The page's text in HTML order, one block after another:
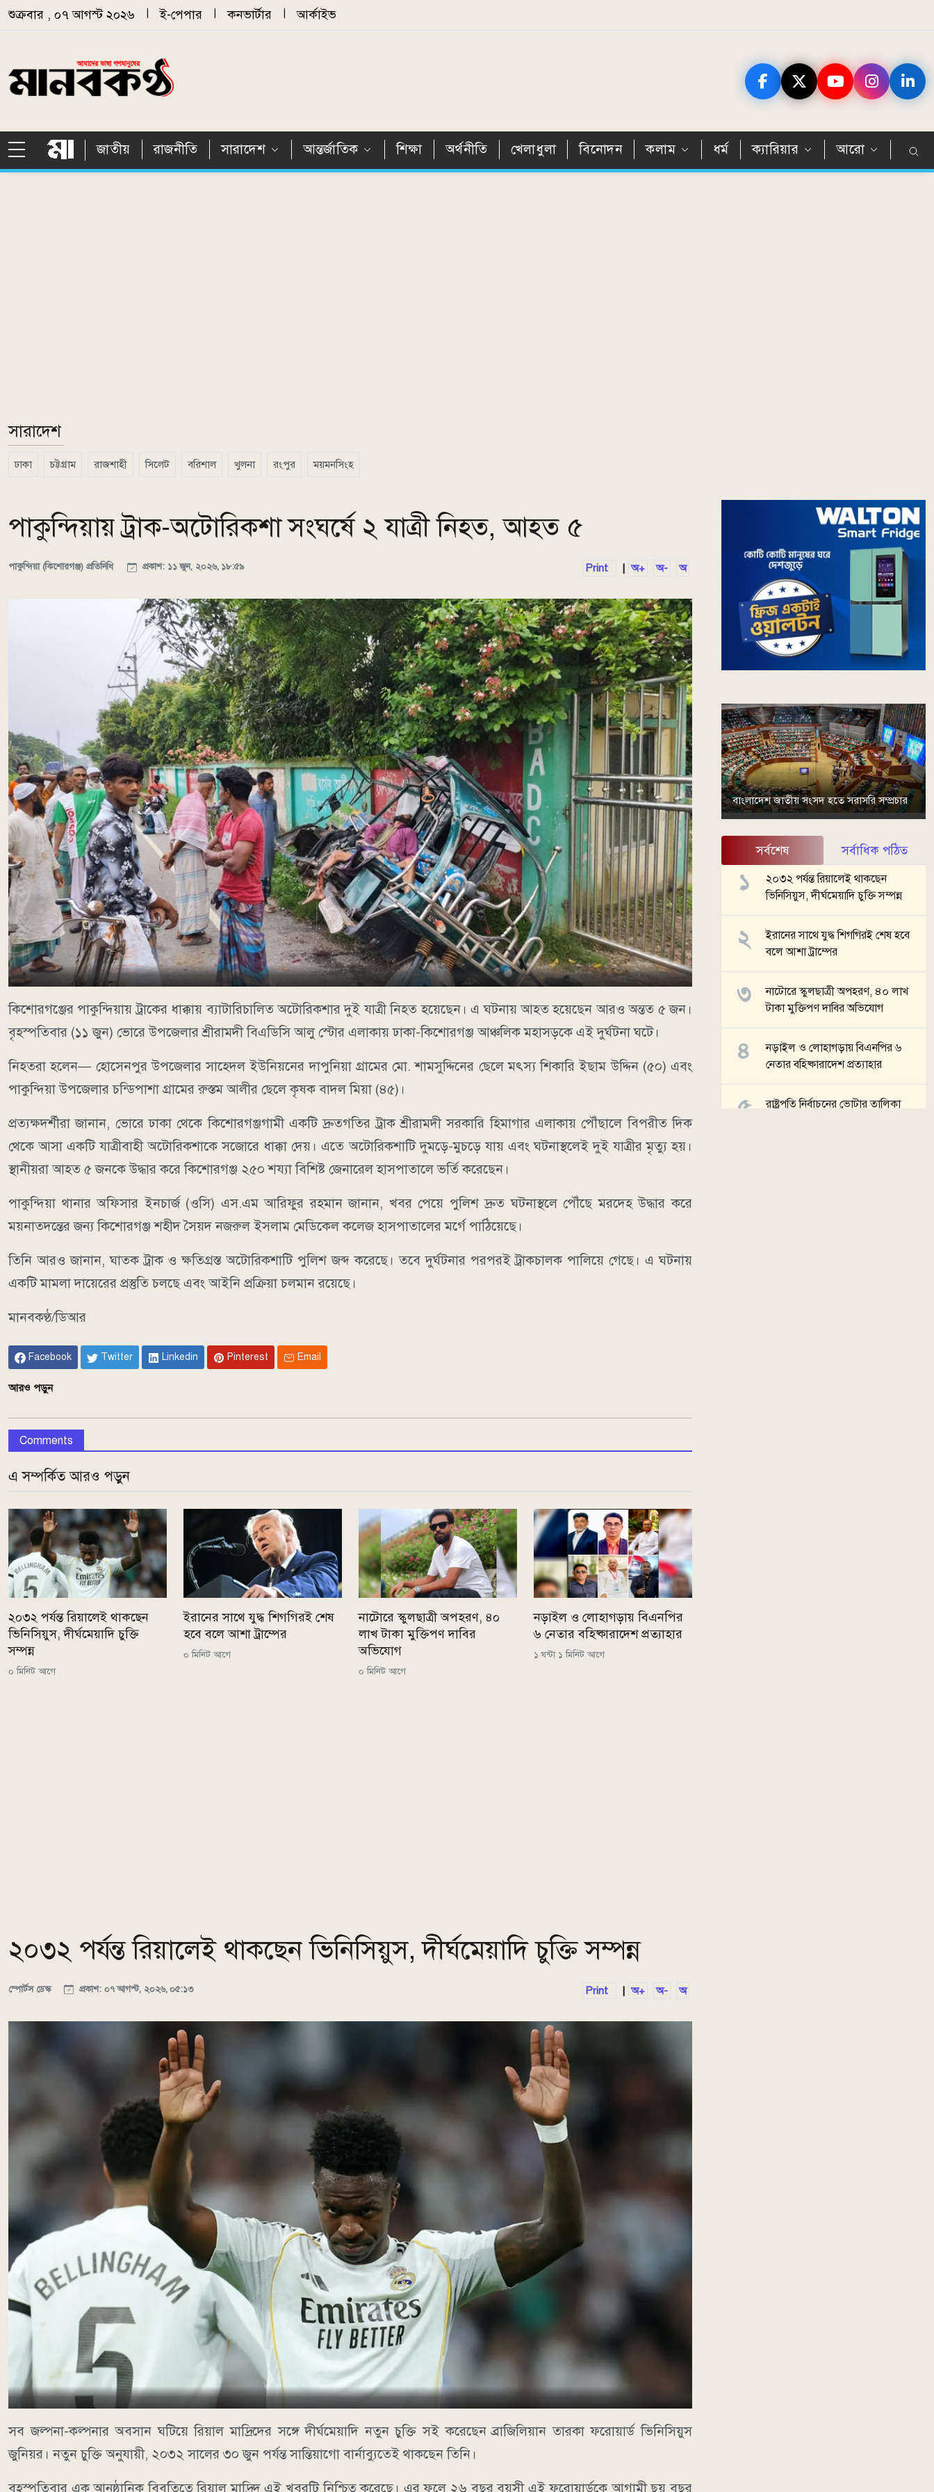
Skip to main content
শুক্রবার , ০৭ আগস্ট ২০২৬ ই-পেপার কনভার্টার আর্কাইভ
জাতীয় রাজনীতি সারাদেশ আন্তর্জাতিক শিক্ষা অর্থনীতি খেলাধুলা বিনোদন কলাম ধর্ম ক্যারিয়ার আরো
সারাদেশ
ঢাকা চট্টগ্রাম রাজশাহী সিলেট বরিশাল খুলনা রংপুর ময়মনসিংহ
পাকুন্দিয়ায় ট্রাক-অটোরিকশা সংঘর্ষে ২ যাত্রী নিহত, আহত ৫
পাকুন্দিয়া (কিশোরগঞ্জ) প্রতিনিধি প্রকাশ: ১১ জুন, ২০২৬, ১৮:৫৯ Print অ+ অ- অ
কিশোরগঞ্জের পাকুন্দিয়ায় ট্রাকের ধাক্কায় ব্যাটারিচালিত অটোরিকশার দুই যাত্রী নিহত হয়েছেন। এ ঘটনায় আহত হয়েছেন আরও অন্তত ৫ জন।
বৃহস্পতিবার (১১ জুন) ভোরে উপজেলার শ্রীরামদী বিএডিসি আলু স্টোর এলাকায় ঢাকা-কিশোরগঞ্জ আঞ্চলিক মহাসড়কে এই দুর্ঘটনা ঘটে।
নিহতরা হলেন— হোসেনপুর উপজেলার সাহেদল ইউনিয়নের দাপুনিয়া গ্রামের মো. শামসুদ্দিনের ছেলে মৎস্য শিকারি ইছাম উদ্দিন (৫০) এবং
পাকুন্দিয়া উপজেলার চন্ডিপাশা গ্রামের রুস্তম আলীর ছেলে কৃষক বাদল মিয়া (৪৫)।
প্রত্যক্ষদর্শীরা জানান, ভোরে ঢাকা থেকে কিশোরগঞ্জগামী একটি দ্রুতগতির ট্রাক শ্রীরামদী সরকারি হিমাগার এলাকায় পৌঁছালে বিপরীত দিক
থেকে আসা একটি যাত্রীবাহী অটোরিকশাকে সজোরে ধাক্কা দেয়। এতে অটোরিকশাটি দুমড়ে-মুচড়ে যায় এবং ঘটনাস্থলেই দুই যাত্রীর মৃত্যু হয়।
স্থানীয়রা আহত ৫ জনকে উদ্ধার করে কিশোরগঞ্জ ২৫০ শয্যা বিশিষ্ট জেনারেল হাসপাতালে ভর্তি করেছেন।
পাকুন্দিয়া থানার অফিসার ইনচার্জ (ওসি) এস.এম আরিফুর রহমান জানান, খবর পেয়ে পুলিশ দ্রুত ঘটনাস্থলে পৌঁছে মরদেহ উদ্ধার করে
ময়নাতদন্তের জন্য কিশোরগঞ্জ শহীদ সৈয়দ নজরুল ইসলাম মেডিকেল কলেজ হাসপাতালের মর্গে পাঠিয়েছে।
তিনি আরও জানান, ঘাতক ট্রাক ও ক্ষতিগ্রস্ত অটোরিকশাটি পুলিশ জব্দ করেছে। তবে দুর্ঘটনার পরপরই ট্রাকচালক পালিয়ে গেছে। এ ঘটনায়
একটি মামলা দায়েরের প্রস্তুতি চলছে এবং আইনি প্রক্রিয়া চলমান রয়েছে।
মানবকণ্ঠ/ডিআর
Facebook Twitter Linkedin Pinterest Email
আরও পড়ুন
Comments
এ সম্পর্কিত আরও পড়ুন
২০৩২ পর্যন্ত রিয়ালেই থাকছেন
ভিনিসিয়ুস, দীর্ঘমেয়াদি চুক্তি
সম্পন্ন
০ মিনিট আগে
ইরানের সাথে যুদ্ধ শিগগিরই শেষ
হবে বলে আশা ট্রাম্পের
০ মিনিট আগে
নাটোরে স্কুলছাত্রী অপহরণ, ৪০
লাখ টাকা মুক্তিপণ দাবির
অভিযোগ
০ মিনিট আগে
নড়াইল ও লোহাগড়ায় বিএনপির
৬ নেতার বহিষ্কারাদেশ প্রত্যাহার
১ ঘন্টা ১ মিনিট আগে
২০৩২ পর্যন্ত রিয়ালেই থাকছেন ভিনিসিয়ুস, দীর্ঘমেয়াদি চুক্তি সম্পন্ন
স্পোর্টস ডেস্ক প্রকাশ: ০৭ আগস্ট, ২০২৬, ০৫:১৩ Print | অ+ অ- অ
সব জল্পনা-কল্পনার অবসান ঘটিয়ে রিয়াল মাদ্রিদের সঙ্গে দীর্ঘমেয়াদি নতুন চুক্তি সই করেছেন ব্রাজিলিয়ান তারকা ফরোয়ার্ড ভিনিসিয়ুস
জুনিয়র। নতুন চুক্তি অনুযায়ী, ২০৩২ সালের ৩০ জুন পর্যন্ত সান্তিয়াগো বার্নাব্যুতেই থাকছেন তিনি।
বৃহস্পতিবার এক আনুষ্ঠানিক বিবৃতিতে রিয়াল মাদ্রিদ এই খবরটি নিশ্চিত করেছে। এর ফলে ২৬ বছর বয়সী এই ফরোয়ার্ডকে আগামী ছয় বছর
বাংলাদেশ জাতীয় সংসদ হতে সরাসরি সম্প্রচার
সর্বশেষ সর্বাধিক পঠিত
২০৩২ পর্যন্ত রিয়ালেই থাকছেন
ভিনিসিয়ুস, দীর্ঘমেয়াদি চুক্তি সম্পন্ন
ইরানের সাথে যুদ্ধ শিগগিরই শেষ হবে
বলে আশা ট্রাম্পের
নাটোরে স্কুলছাত্রী অপহরণ, ৪০ লাখ
টাকা মুক্তিপণ দাবির অভিযোগ
নড়াইল ও লোহাগড়ায় বিএনপির ৬
নেতার বহিষ্কারাদেশ প্রত্যাহার
রাষ্ট্রপতি নির্বাচনের ভোটার তালিকা